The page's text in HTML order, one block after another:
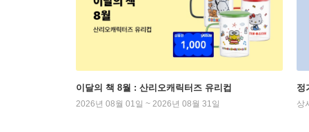
이달의 책 8월 : 산리오캐릭터즈 유리컵
2026년 08월 01일 ~ 2026년 08월 31일
정
상